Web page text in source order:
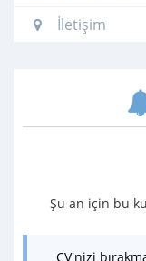
İletişim
Şu an için bu
CV'nizi